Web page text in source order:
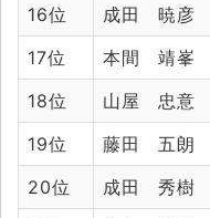
16位
成田 暁彦
17位
本間 靖峯
18位
山屋 忠意
19位
藤田 五朗
20位
成田 秀樹